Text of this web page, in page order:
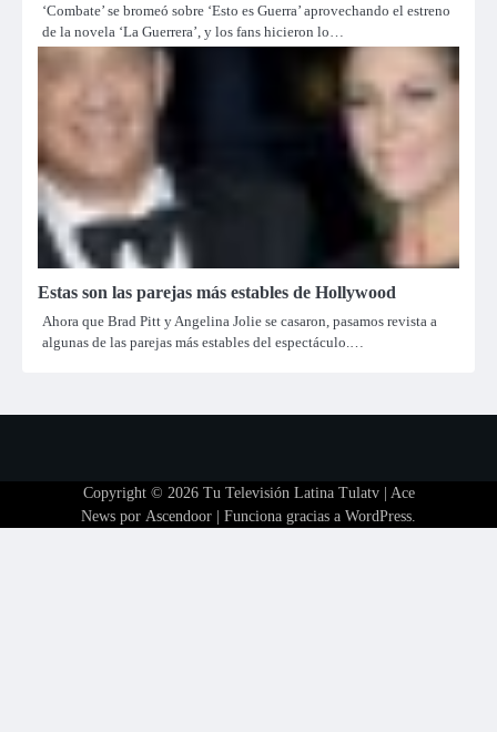
‘Combate’ se bromeó sobre ‘Esto es Guerra’ aprovechando el estreno
de la novela ‘La Guerrera’, y los fans hicieron lo…
Estas son las parejas más estables de Hollywood
Ahora que Brad Pitt y Angelina Jolie se casaron, pasamos revista a
algunas de las parejas más estables del espectáculo.…
Copyright © 2026 Tu Televisión Latina Tulatv| Ace
News por Ascendoor | Funciona gracias a WordPress